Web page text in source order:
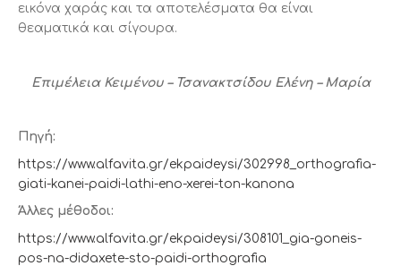
εικόνα χαράς και τα αποτελέσματα θα είναι
θεαματικά και σίγουρα.
Επιμέλεια Κειμένου – Τσανακτσίδου Ελένη – Μαρία
Πηγή:
https://www.alfavita.gr/ekpaideysi/302998_orthografia-
giati-kanei-paidi-lathi-eno-xerei-ton-kanona
Άλλες μέθοδοι:
https://www.alfavita.gr/ekpaideysi/308101_gia-goneis-
pos-na-didaxete-sto-paidi-orthografia